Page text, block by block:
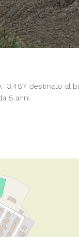
3.487 destinato al
5 anni.